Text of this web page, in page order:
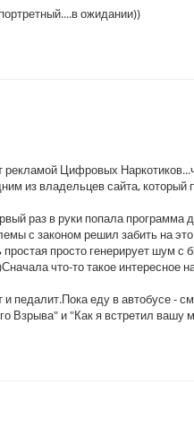
ожидании))
Цифровых
из владельцев сайта,
раз в руки попала программа
с законом решил забить на
просто генерирует шум
что-то такое интересное
педалит.Пока еду в автобусе -
Взрыва" и "Как я встретил вашу